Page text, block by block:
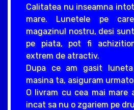
Calitatea nu inseamna
mare. Lunetele pe
magazinul nostru, desi
pe piata, pot fi
extrem de atractiv.
Dupa ce am gasit
masina ta, asiguram
O livram cu cea mai mare
incat sa nu o zgariem pe